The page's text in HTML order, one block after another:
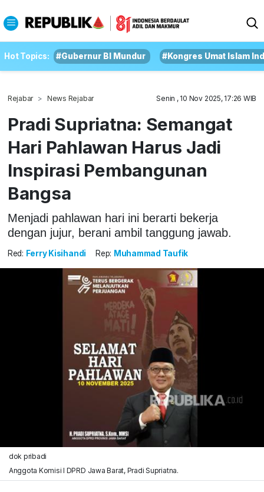
Hot Topics: #Gubernur BI Mundur #Kongres Umat Islam
Rejabar News Rejabar Senin , 10 Nov 2025, 17:26 WIB
Pradi Supriatna: Semangat
Hari Pahlawan Harus Jadi
Inspirasi Pembangunan
Bangsa
Menjadi pahlawan hari ini berarti bekerja
dengan jujur, berani ambil tanggung jawab.
Red: Ferry Kisihandi Rep: Muhammad Taufik
dok pribadi
Anggota Komisi I DPRD Jawa Barat, Pradi Supriatna.